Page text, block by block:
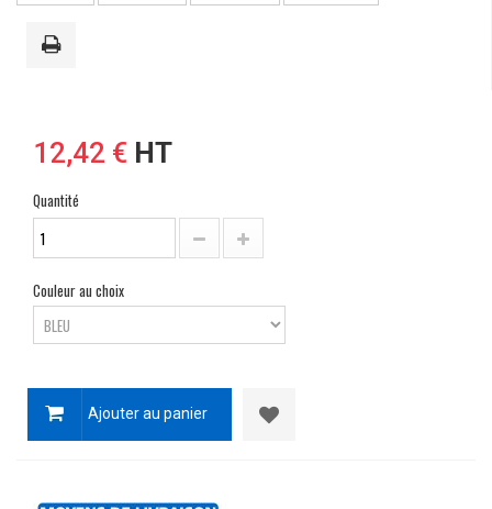
12,42 € HT
Quantité
Couleur au choix
Ajouter au panier